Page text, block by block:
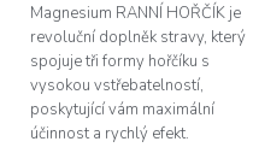
Magnesium RANNÍ HOŘČÍK je
revoluční doplněk stravy, který
spojuje tři formy hořčíku s
vysokou vstřebatelností,
poskytující vám maximální
účinnost a rychlý efekt.